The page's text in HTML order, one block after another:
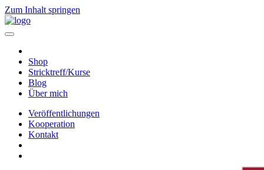
Zum Inhalt springen
Hauptnavigation
Shop
Stricktreff/Kurse
Blog
Über mich
Veröffentlichungen
Kooperation
Kontakt